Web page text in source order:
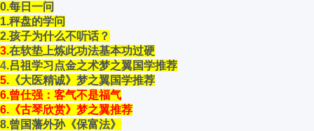
0.每日一问
1.秤盘的学问
2.孩子为什么不听话？
3.在软垫上炼此功法基本功过硬
4.吕祖学习点金之术梦之翼国学推荐
5.《大医精诚》梦之翼国学推荐
6.曾仕强：客气不是福气
6.《古琴欣赏》梦之翼推荐
8.曾国藩外孙《保富法》